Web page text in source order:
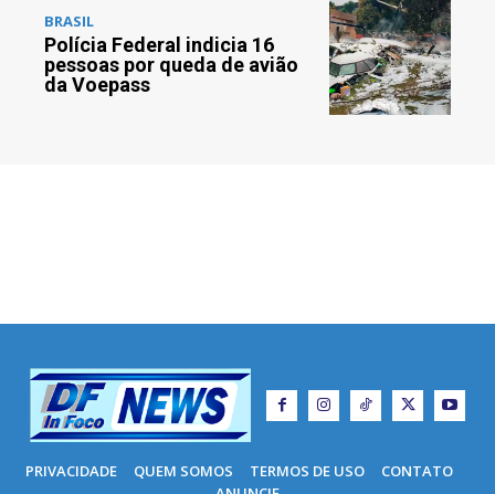
BRASIL
Polícia Federal indicia 16
pessoas por queda de avião
da Voepass
PRIVACIDADE QUEM SOMOS TERMOS DE USO
CONTATO